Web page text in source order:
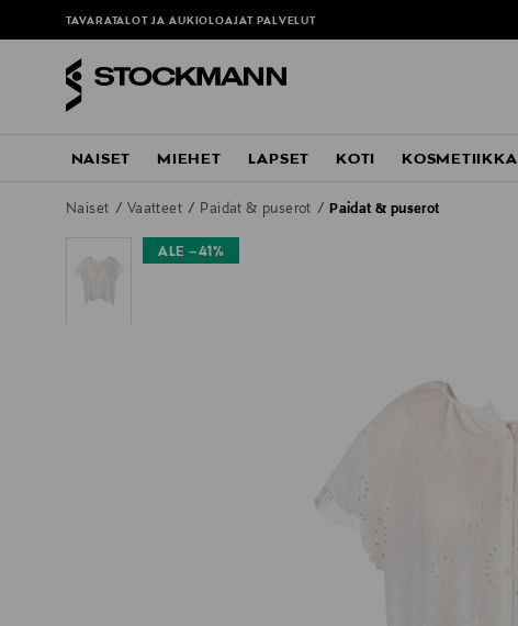
TAVARATALOT JA AUKIOLOAJAT PALVELUT
NAISET MIEHET LAPSET KOTI KOSMETIIKKA
Naiset Vaatteet Paidat & puserot Paidat & puserot
ALE –41%